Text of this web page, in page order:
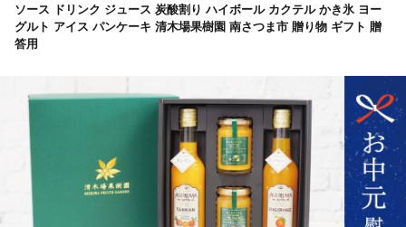
ソース ドリンク ジュース 炭酸割り ハイボール カクテル かき氷 ヨー
グルト アイス パンケーキ 清木場果樹園 南さつま市 贈り物 ギフト 贈
答用